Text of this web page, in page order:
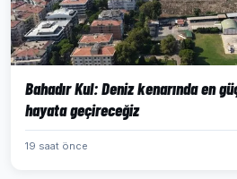
Bahadır Kul: Deniz kenarında en
hayata geçireceğiz
19 saat önce